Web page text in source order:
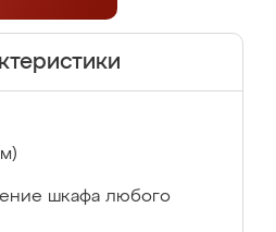
шкафа любого